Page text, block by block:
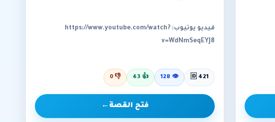
فيديو يوتيوب: https://www.youtube.com/watch?
v=WdNmSeqEYJ8
🆔 421
👁
128
👍
43
👎
0
فتح القصة ←